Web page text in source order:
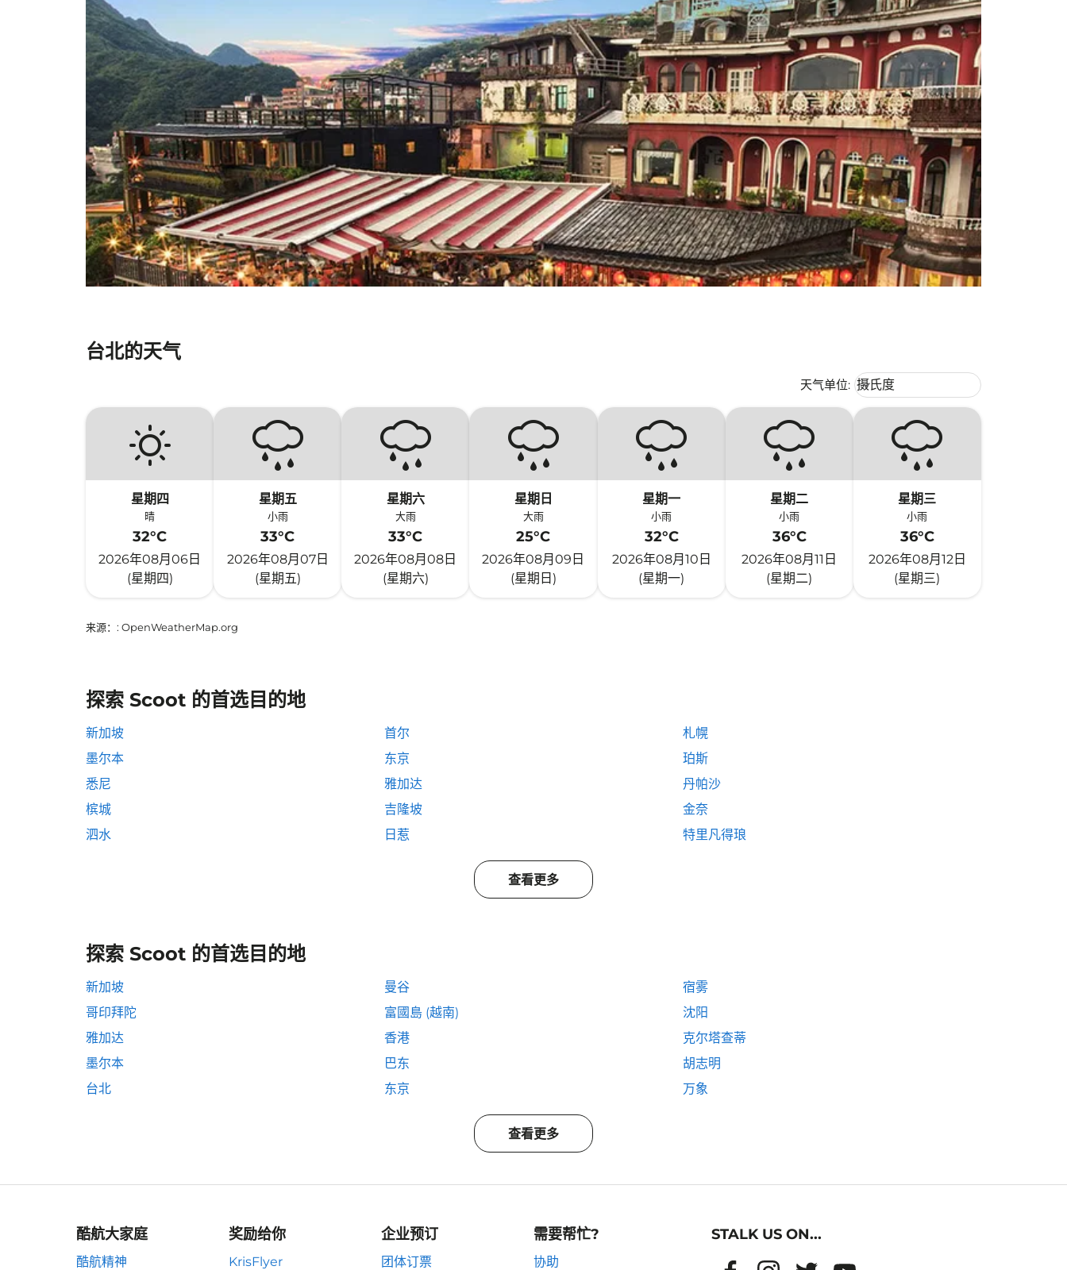
台北的天气
天气单位: Weather unit option 摄氏度
摄氏度
keyboard_arrow_down
星期四
晴
32°C
2026年08月06日
(星期四)
星期五
小雨
33°C
2026年08月07日
(星期五)
星期六
大雨
33°C
2026年08月08日
(星期六)
星期日
大雨
25°C
2026年08月09日
(星期日)
星期一
小雨
32°C
2026年08月10日
(星期一)
星期二
小雨
36°C
2026年08月11日
(星期二)
星期三
小雨
36°C
2026年08月12日
(星期三)
来源： : OpenWeatherMap.org
探索 Scoot 的首选目的地
新加坡 首尔
札幌
墨尔本
东京
珀斯
悉尼
雅加达
丹帕沙
槟城
吉隆坡
金奈
泗水
日惹 特里凡得琅
查看更多
探索 Scoot 的首选目的地
新加坡 曼谷
宿雾
哥印拜陀
富國島 (越南)
沈阳
雅加达
香港
克尔塔查蒂
墨尔本
巴东
胡志明
台北
东京 万象
查看更多
酷航大家庭
酷航精神
奖励给你
KrisFlyer
企业预订
团体订票
需要帮忙?
协助
STALK US ON...